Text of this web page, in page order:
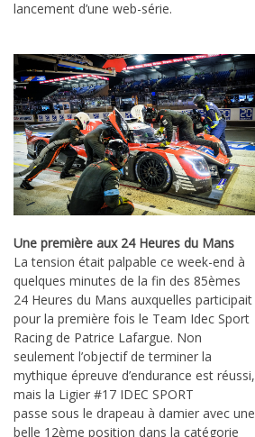
lancement d’une web-série.
Une première aux 24 Heures du Mans
La tension était palpable ce week-end à
quelques minutes de la fin des 85èmes
24 Heures du Mans auxquelles participait
pour la première fois le Team Idec Sport
Racing de Patrice Lafargue. Non
seulement l’objectif de terminer la
mythique épreuve d’endurance est réussi,
mais la Ligier #17 IDEC SPORT
passe sous le drapeau à damier avec une
belle 12ème position dans la catégorie